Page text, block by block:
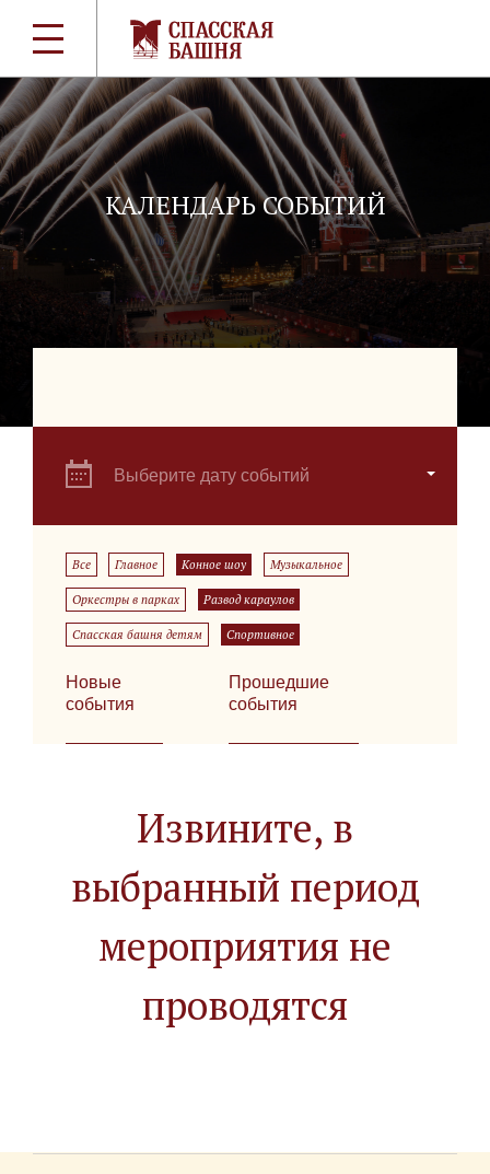
КАЛЕНДАРЬ СОБЫТИЙ
Выберите дату событий
Все Главное Конное шоу Музыкальное
Оркестры в парках Развод караулов
Спасская башня детям Спортивное
Новые
события
Прошедшие
события
Извините, в
выбранный период
мероприятия не
проводятся